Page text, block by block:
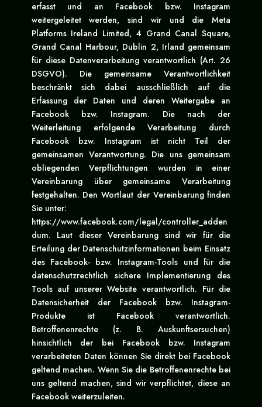
erfasst und an Facebook bzw. Instagram
weitergeleitet werden, sind wir und die Meta
Platforms Ireland Limited, 4 Grand Canal Square,
Grand Canal Harbour, Dublin 2, Irland gemeinsam
für diese Datenverarbeitung verantwortlich (Art. 26
DSGVO). Die gemeinsame Verantwortlichkeit
beschränkt sich dabei ausschließlich auf die
Erfassung der Daten und deren Weitergabe an
Facebook bzw. Instagram. Die nach der
Weiterleitung erfolgende Verarbeitung durch
Facebook bzw. Instagram ist nicht Teil der
gemeinsamen Verantwortung. Die uns gemeinsam
obliegenden Verpflichtungen wurden in einer
Vereinbarung über gemeinsame Verarbeitung
festgehalten. Den Wortlaut der Vereinbarung finden
Sie unter:
https://www.facebook.com/legal/controller_adden
dum. Laut dieser Vereinbarung sind wir für die
Erteilung der Datenschutzinformationen beim Einsatz
des Facebook- bzw. Instagram-Tools und für die
datenschutzrechtlich sichere Implementierung des
Tools auf unserer Website verantwortlich. Für die
Datensicherheit der Facebook bzw. Instagram-
Produkte ist Facebook verantwortlich.
Betroffenenrechte (z. B. Auskunftsersuchen)
hinsichtlich der bei Facebook bzw. Instagram
verarbeiteten Daten können Sie direkt bei Facebook
geltend machen. Wenn Sie die Betroffenenrechte bei
uns geltend machen, sind wir verpflichtet, diese an
Facebook weiterzuleiten.